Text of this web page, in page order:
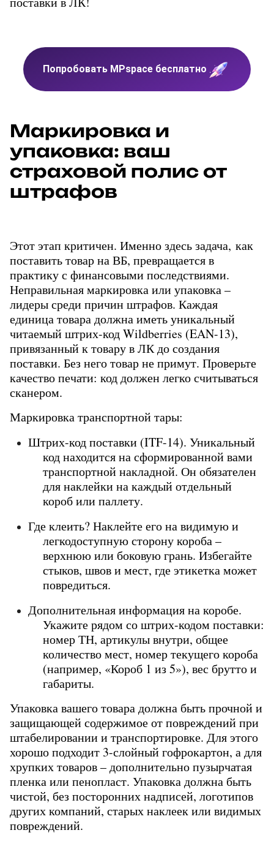
Попробовать MPspace бесплатно
Маркировка и
упаковка: ваш
страховой полис от
штрафов
Этот этап критичен. Именно здесь задача, как
поставить товар на ВБ, превращается в
практику с финансовыми последствиями.
Неправильная маркировка или упаковка –
лидеры среди причин штрафов. Каждая
единица товара должна иметь уникальный
читаемый штрих-код Wildberries (EAN-13),
привязанный к товару в ЛК до создания
поставки. Без него товар не примут. Проверьте
качество печати: код должен легко считываться
сканером.
Маркировка транспортной тары:
Штрих-код поставки (ITF-14). Уникальный
код находится на сформированной вами
транспортной накладной. Он обязателен
для наклейки на каждый отдельный
короб или паллету.
Где клеить? Наклейте его на видимую и
легкодоступную сторону короба –
верхнюю или боковую грань. Избегайте
стыков, швов и мест, где этикетка может
повредиться.
Дополнительная информация на коробе.
Укажите рядом со штрих-кодом поставки:
номер ТН, артикулы внутри, общее
количество мест, номер текущего короба
(например, «Короб 1 из 5»), вес брутто и
габариты.
Упаковка вашего товара должна быть прочной и
защищающей содержимое от повреждений при
штабелировании и транспортировке. Для этого
хорошо подходит 3-слойный гофрокартон, а для
хрупких товаров – дополнительно пузырчатая
пленка или пенопласт. Упаковка должна быть
чистой, без посторонних надписей, логотипов
других компаний, старых наклеек или видимых
повреждений.